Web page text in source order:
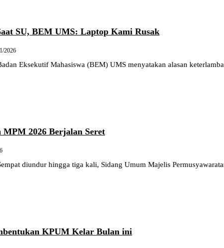
SU, BEM UMS: Laptop Kami Rusak
2026
Eksekutif Mahasiswa (BEM) UMS menyatakan alasan
MPM 2026 Berjalan Seret
diundur hingga tiga kali, Sidang Umum Majelis
KPUM Kelar Bulan ini